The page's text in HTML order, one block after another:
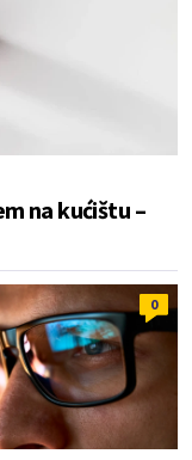
na kućištu –
0